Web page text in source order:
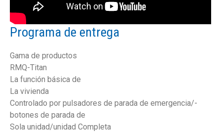
Programa de entrega
Gama de productos
RMQ-Titan
La función básica de
La vivienda
Controlado por pulsadores de parada de emergencia/-
botones de parada de
Sola unidad/unidad Completa